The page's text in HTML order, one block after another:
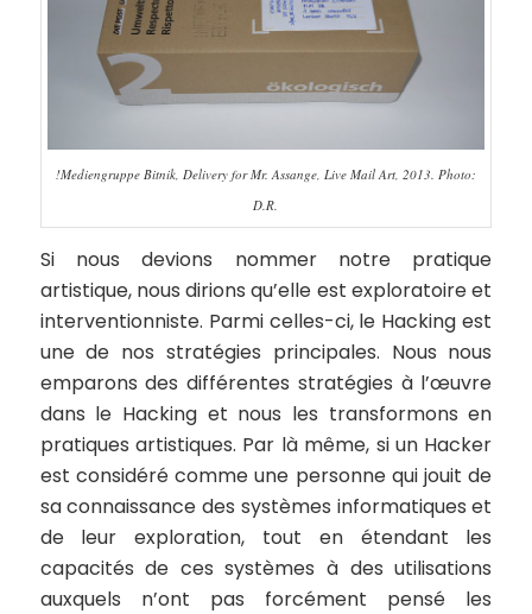
!Mediengruppe Bitnik, Delivery for Mr. Assange, Live Mail Art, 2013. Photo:
D.R.
Si nous devions nommer notre pratique
artistique, nous dirions qu’elle est exploratoire et
interventionniste. Parmi celles-ci, le Hacking est
une de nos stratégies principales. Nous nous
emparons des différentes stratégies à l’œuvre
dans le Hacking et nous les transformons en
pratiques artistiques. Par là même, si un Hacker
est considéré commeune personne qui jouit de
sa connaissance des systèmes informatiques et
de leur exploration, tout en étendant les
capacités de ces systèmes à des utilisations
auxquels n’ont pas forcément pensé les